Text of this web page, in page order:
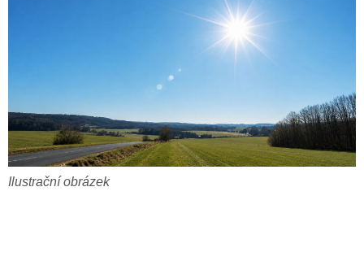
Ilustrační obrázek